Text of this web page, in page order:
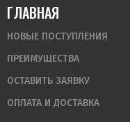
ГЛАВНАЯ
НОВЫЕ ПОСТУПЛЕНИЯ
ПРЕИМУЩЕСТВА
ОСТАВИТЬ ЗАЯВКУ
ОПЛАТА И ДОСТАВКА